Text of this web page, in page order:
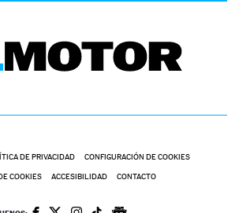
DE PRIVACIDAD CONFIGURACIÓN DE COOKIES
COOKIES ACCESIBILIDAD CONTACTO